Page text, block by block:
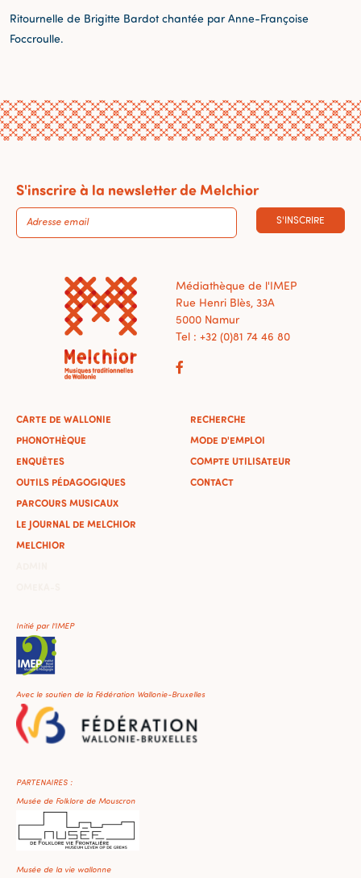
Ritournelle de Brigitte Bardot chantée par Anne-Françoise
Foccroulle.
S'inscrire à la newsletter de Melchior
S'INSCRIRE
Médiathèque de l'IMEP
Rue Henri Blès, 33A
5000 Namur
Tel : +32 (0)81 74 46 80
CARTE DE WALLONIE
PHONOTHÈQUE
ENQUÊTES
OUTILS PÉDAGOGIQUES
PARCOURS MUSICAUX
LE JOURNAL DE MELCHIOR
MELCHIOR
RECHERCHE
MODE D'EMPLOI
COMPTE UTILISATEUR
CONTACT
Initié par l'IMEP
Avec le soutien de la Fédération Wallonie-Bruxelles
PARTENAIRES :
Musée de Folklore de Mouscron
Musée de la vie wallonne